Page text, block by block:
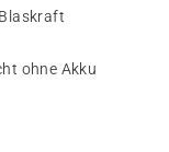
ohne Akku